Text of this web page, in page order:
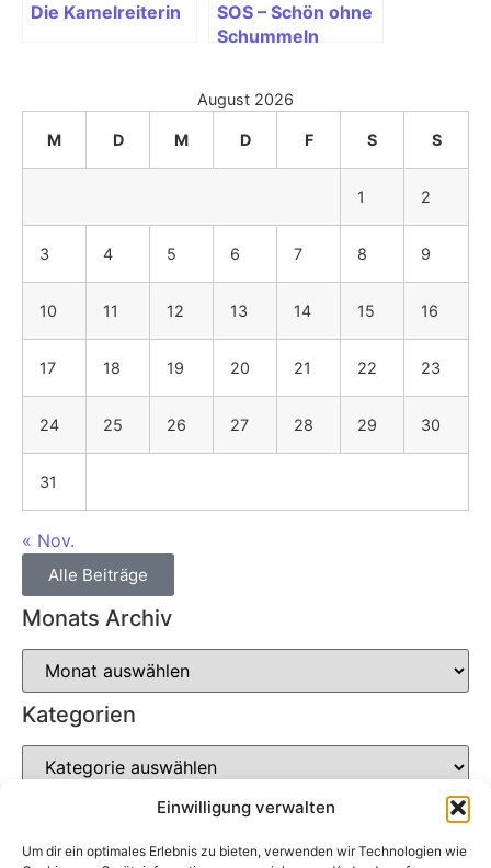
Einwilligung verwalten
Um dir ein optimales Erlebnis zu bieten, verwenden wir Technologien wie
Die Kamelreiterin
SOS – Schön ohne
Schummeln
August 2026
M D M D F S S
1 2
3 4 5 6 7 8 9
10 11 12 13 14 15 16
17 18 19 20 21 22 23
24 25 26 27 28 29 30
31
« Nov.
Alle Beiträge
Monats Archiv
Kategorien